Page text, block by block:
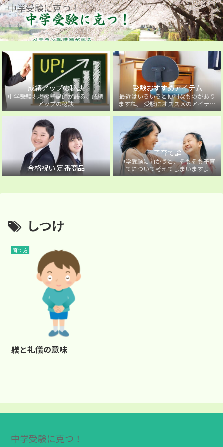
中学受験に克つ！
成績アップの秘訣
中学受験現場の塾講師が語る、成績
アップの秘訣
受験おすすめアイテム
最近はいろいろと便利なものがあり
ますね。 受験にオススメのアイテム
を紹介しています。
合格祝い 定番商品
子育て論
中学受験に向かうと、そもそも子育
てについて考えてしまいますよ
ね・・・。中学受験に向かうお子様
しつけ
育て方
躾と礼儀の意味
中学受験に克つ！